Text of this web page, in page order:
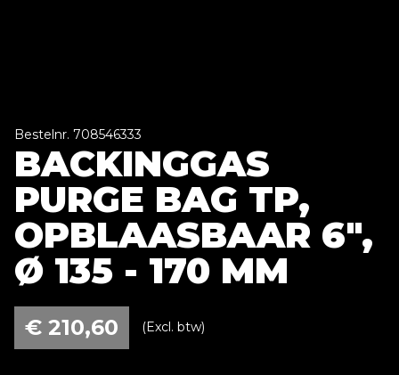
Bestelnr. 708546333
BACKINGGAS
PURGE BAG TP,
OPBLAASBAAR 6",
Ø 135 - 170 MM
€ 210,60 (Excl. btw)